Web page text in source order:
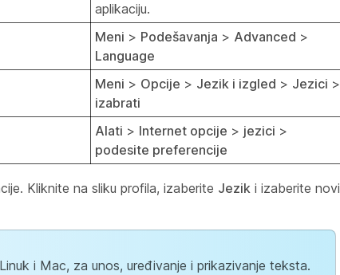
aplikaciju.
Meni > Podešavanja > Advanced >
Language
Meni > Opcije > Jezik i izgled > Jezici >
izabrati
Alati > Internet opcije > jezici >
podesite preferencije
Kliknite na sliku profila, izaberite Jezik i izaberite novi
i Mac, za unos, uređivanje i prikazivanje teksta.